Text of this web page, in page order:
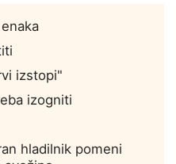
izstopi"
izogniti
hladilnik pomeni